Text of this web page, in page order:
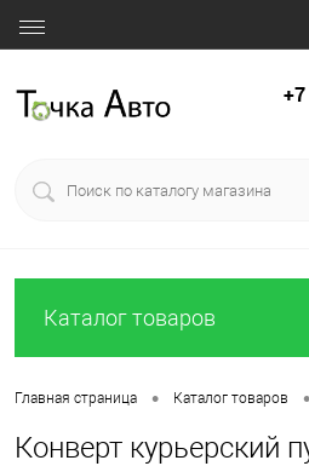
Каталог товаров
Главная страница • Каталог товаров •
Конверт курьерский